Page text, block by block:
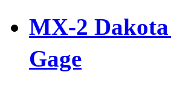
MX-2
Gage